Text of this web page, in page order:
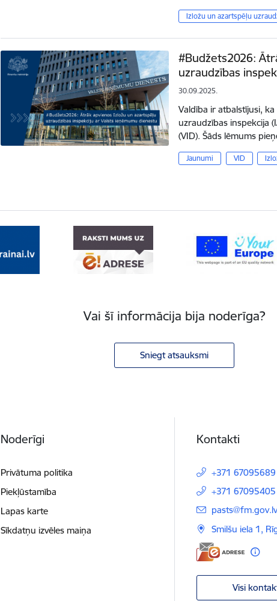
Izložu un azartspēļu
#Budžets2026:
uzraudzības
30.09.2025.
Valdība ir atbalstījusi,
uzraudzības inspekcija
(VID). Šāds lēmums
Jaunumi VID
Vai šī informācija bija noderīga?
Sniegt atsauksmi
Noderīgi
Privātuma politika
Piekļūstamība
Lapas karte
Sīkdatņu izvēles maiņa
Kontakti
+371 67095689
+371 67095405
E-pasts:
pasts@fm.gov.lv
Smilšu iela 1,
Visi